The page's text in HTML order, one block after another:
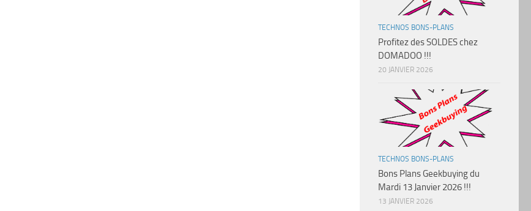
TECHNOS BONS-PLANS
Profitez des SOLDES chez
DOMADOO !!!
20 JANVIER 2026
TECHNOS BONS-PLANS
Bons Plans Geekbuying du
Mardi 13 Janvier 2026 !!!
13 JANVIER 2026